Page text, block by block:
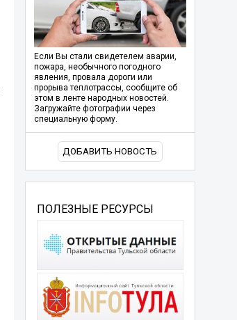
Если Вы стали свидетелем аварии,
пожара, необычного погодного
явления, провала дороги или
прорыва теплотрассы, сообщите об
этом в ленте народных новостей.
Загружайте фотографии через
специальную форму.
ДОБАВИТЬ НОВОСТЬ
ПОЛЕЗНЫЕ РЕСУРСЫ